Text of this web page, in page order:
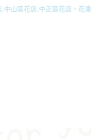
,中山區花店,中正區花店，花